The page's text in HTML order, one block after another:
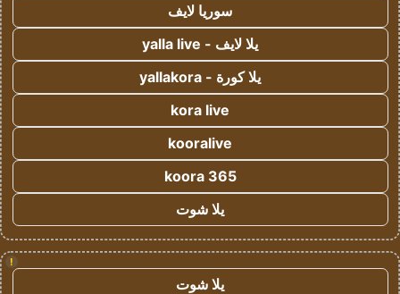
سوريا لايف
يلا لايف - yalla live
يلا كورة - yallakora
kora live
kooralive
koora 365
يلا شوت
!
يلا شوت